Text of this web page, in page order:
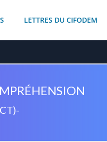
LETTRES DU CIFODEM